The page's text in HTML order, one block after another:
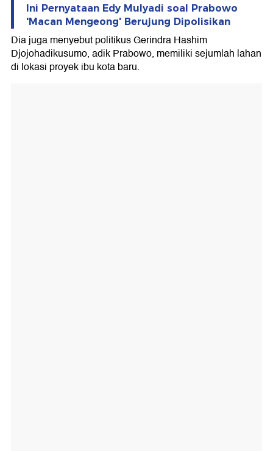
Ini Pernyataan Edy Mulyadi soal Prabowo
'Macan Mengeong' Berujung Dipolisikan
Dia juga menyebut politikus Gerindra Hashim
Djojohadikusumo, adik Prabowo, memiliki sejumlah lahan
di lokasi proyek ibu kota baru.